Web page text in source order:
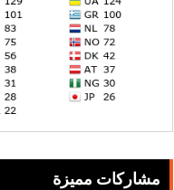
مشاركات مميزة